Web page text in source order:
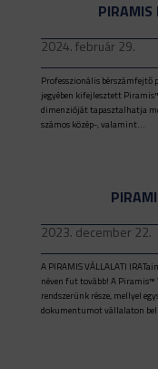
2024. február 29.
Professzionális bérszámfejtő
jegyében kifejlesztett
dimenzióját tapasztalhatja
számos közép-, valamint...
2023. december 22.
A PIRAMIS VÁLLALATI
néven fut tovább! A
rendszerünk része, mellyel
dokumentumot vállalaton